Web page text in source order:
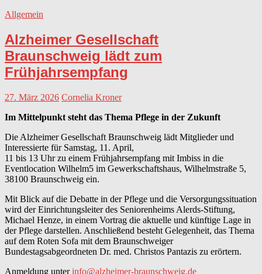
Allgemein
Alzheimer Gesellschaft
Braunschweig lädt zum
Frühjahrsempfang
27. März 2026 Cornelia Kroner
Im Mittelpunkt steht das Thema Pflege in der Zukunft
Die Alzheimer Gesellschaft Braunschweig lädt Mitglieder und
Interessierte für Samstag, 11. April,
11 bis 13 Uhr zu einem Frühjahrsempfang mit Imbiss in die
Eventlocation Wilhelm5 im Gewerkschaftshaus, Wilhelmstraße 5,
38100 Braunschweig ein.
Mit Blick auf die Debatte in der Pflege und die Versorgungssituation
wird der Einrichtungsleiter des Seniorenheims Alerds-Stiftung,
Michael Henze, in einem Vortrag die aktuelle und künftige Lage in
der Pflege darstellen. Anschließend besteht Gelegenheit, das Thema
auf dem Roten Sofa mit dem Braunschweiger
Bundestagsabgeordneten Dr. med. Christos Pantazis zu erörtern.
Anmeldung unterinfo@alzheimer-braunschweig.de